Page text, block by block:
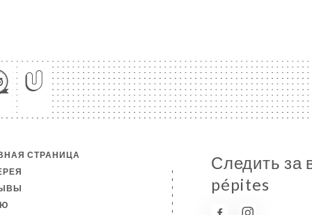
СТРАНИЦА
Следить за
pépites